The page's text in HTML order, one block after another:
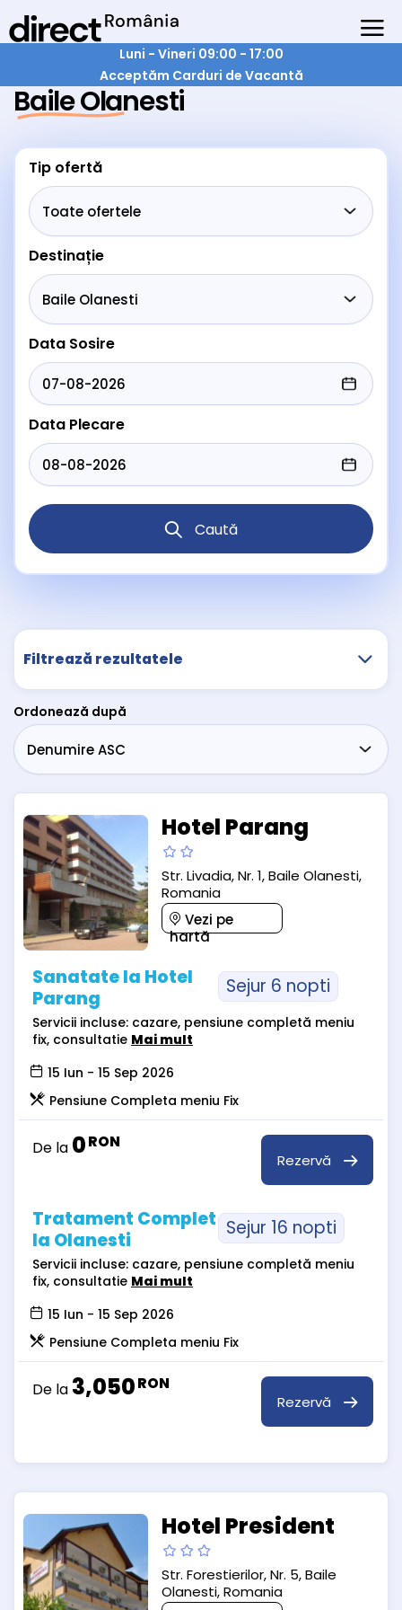
Luni - Vineri 09:00 - 17:00
Acceptăm Carduri de Vacantă
Baile Olanesti
Tip ofertă
Destinație
Data Sosire
Data Plecare
Caută
Filtrează rezultatele
Ordonează după
Hotel Parang
Str. Livadia, Nr. 1, Baile Olanesti,
Romania
Vezi pe
hartă
Sanatate la Hotel
Parang
Sejur 6 nopti
Servicii incluse: cazare, pensiune completă meniu
fix, consultatie Mai mult
15 Iun - 15 Sep 2026
Pensiune Completa meniu Fix
De la 0RON
Rezervă
Tratament Complet
la Olanesti
Sejur 16 nopti
Servicii incluse: cazare, pensiune completă meniu
fix, consultatie Mai mult
15 Iun - 15 Sep 2026
Pensiune Completa meniu Fix
De la 3,050RON
Rezervă
Hotel President
Str. Forestierilor, Nr. 5, Baile
Olanesti, Romania